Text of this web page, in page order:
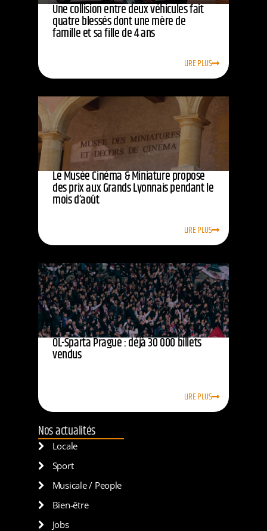
Une collision entre deux véhicules fait
quatre blessés dont une mère de
famille et sa fille de 4 ans
LIRE PLUS
Le Musée Cinéma & Miniature propose
des prix aux Grands Lyonnais pendant le
mois d’août
LIRE PLUS
OL-Sparta Prague : déjà 30 000 billets
vendus
LIRE PLUS
Nos actualités
Locale
Sport
Musicale / People
Bien-être
Jobs